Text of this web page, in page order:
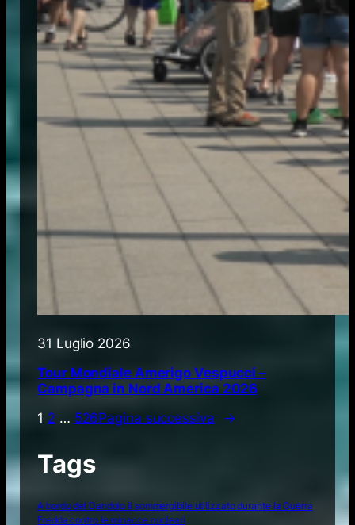
31 Luglio 2026
Tour Mondiale Amerigo Vespucci –
Campagna in Nord America 2026
1 2 … 526Pagina successiva →
Tags
A bordo del Dandolo il sommergibile utilizzato durante la Guerra
Fredda contro le minacce nucleari